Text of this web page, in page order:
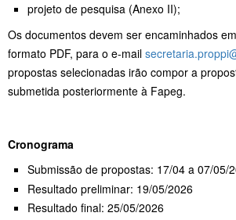
projeto de pesquisa (Anexo II);
Os documentos devem ser encaminhados
formato PDF, para o e-mail
propostas selecionadas irão compor a
submetida posteriormente à Fapeg.
Cronograma
Submissão de propostas: 17/04 a 07/05/
Resultado preliminar: 19/05/2026
Resultado final: 25/05/2026